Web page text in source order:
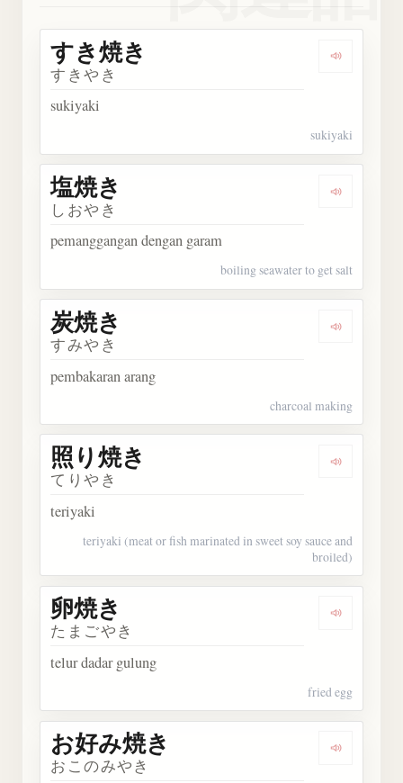
すき焼き
すきやき
sukiyaki
sukiyaki
塩焼き
しおやき
pemanggangan dengan garam
boiling seawater to get salt
炭焼き
すみやき
pembakaran arang
charcoal making
照り焼き
てりやき
teriyaki
teriyaki (meat or fish marinated in sweet soy sauce and
broiled)
卵焼き
たまごやき
telur dadar gulung
fried egg
お好み焼き
おこのみやき